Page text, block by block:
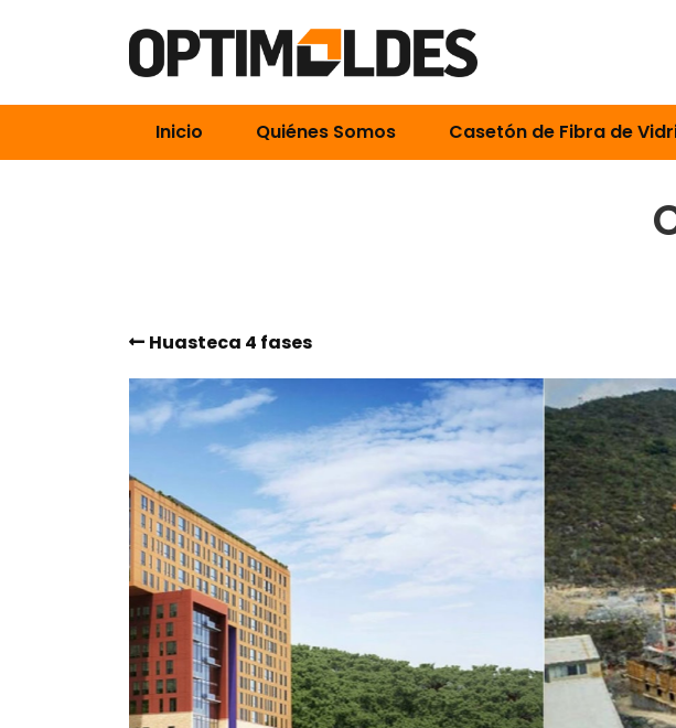
Inicio Quiénes Somos Casetón de Fibra de
Huasteca 4 fases